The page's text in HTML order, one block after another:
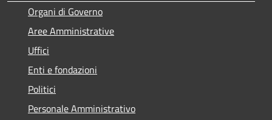
Organi di Governo
Aree Amministrative
Uffici
Enti e fondazioni
Politici
Personale Amministrativo